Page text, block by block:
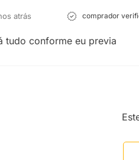
Oliveira
atrás comprador
tudo conforme eu previa